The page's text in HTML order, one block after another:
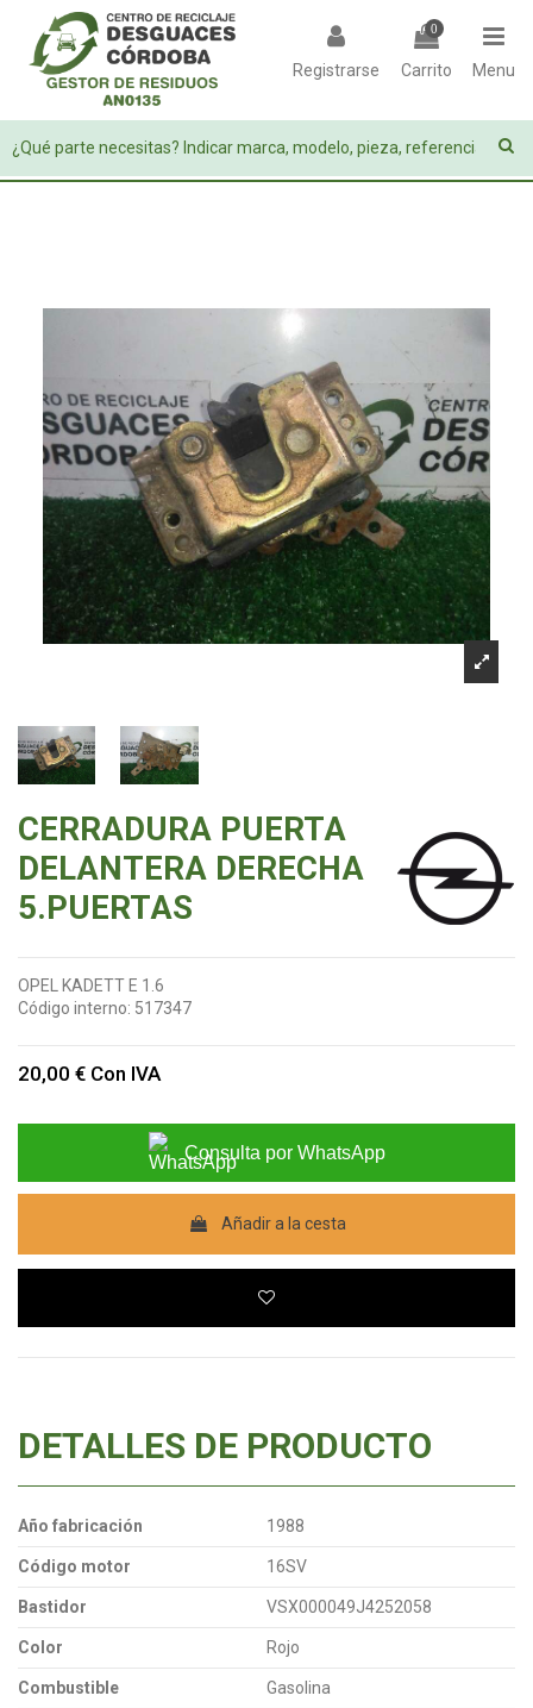
Registrarse
0
Carrito Menu
CERRADURA PUERTA
DELANTERA DERECHA
5.PUERTAS
OPEL KADETT E 1.6
Código interno: 517347
20,00 € Con IVA
Consulta por WhatsApp
Añadir a la cesta
DETALLES DE PRODUCTO
Año fabricación 1988
Código motor 16SV
Bastidor VSX000049J4252058
Color Rojo
Combustible Gasolina